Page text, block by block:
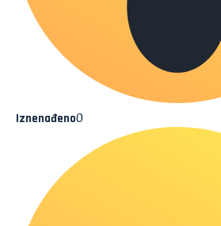
Iznenađeno0